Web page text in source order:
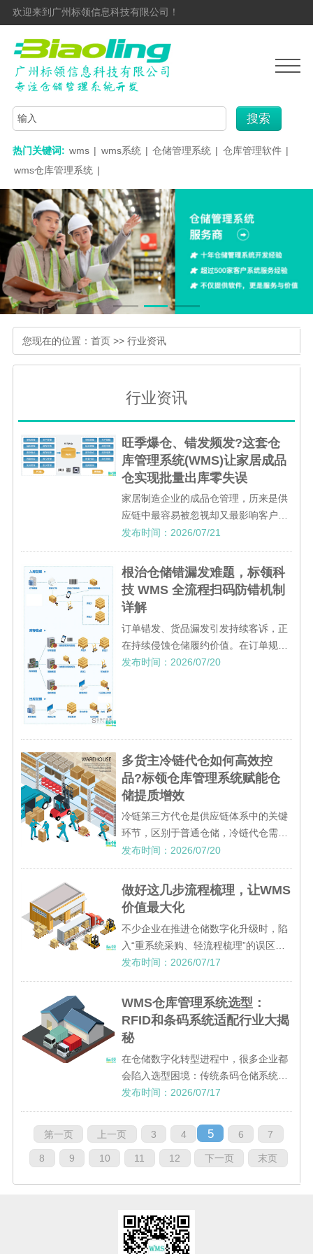
欢迎来到广州标领信息科技有限公司！
搜索
热门关键词: wms | wms系统 | 仓储管理系统 | 仓库管理软件 |
wms仓库管理系统 |
您现在的位置：首页 >>行业资讯
行业资讯
旺季爆仓、错发频发?这套仓
库管理系统(WMS)让家居成品
仓实现批量出库零失误
家居制造企业的成品仓管理，历来是供
应链中最容易被忽视却又最影响客户体
验的环节。成品下线后能否快速归位、
精准可信，这些看似基础的问题，往往
成为制约企业发展的隐形瓶颈。
发布时间：2026/07/21
根治仓储错漏发难题，标领科
技 WMS 全流程扫码防错机制
详解
订单错发、货品漏发引发持续客诉，正
在持续侵蚀仓储履约价值。在订单规模
持续扩张、SKU不断丰富的环境下，单
发布时间：2026/07/20
多货主冷链代仓如何高效控
品?标领仓库管理系统赋能仓
储提质增效
冷链第三方代仓是供应链体系中的关键
环节，区别于普通仓储，冷链代仓需要
同时服务多个货主，货品品类繁杂、温
区要求严苛、周转节奏快，且每一位客
户都对货品安全、批次溯源、库存精准
度有着极高要求。当下，不少中
发布时间：2026/07/20
做好这几步流程梳理，让WMS
价值最大化
不少企业在推进仓储数字化升级时，陷
入“重系统采购、轻流程梳理”的误区，
盲目上线WMS后，出现系统与业务脱
节、员工操作适配困难、数据流转不畅
等诸多问题，不仅无法发挥数字化管理
优势，反而增加仓储运营成本与
发布时间：2026/07/17
WMS仓库管理系统选型：
RFID和条码系统适配行业大揭
秘
在仓储数字化转型进程中，很多企业都
会陷入选型困境：传统条码仓储系统尚
能使用，却频繁出现效率瓶颈，而RFID
智能仓储方案热度居高不下，却不确定
是否适配自身行业场景与经营成本。选
型失误不仅会造成资源浪费，还
发布时间：2026/07/17
第一页 上一页 3 4 5 6 7
8 9 10 11 12 下一页 末页